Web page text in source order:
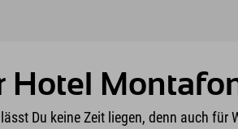
Hotel
Du keine Zeit liegen, denn auch für